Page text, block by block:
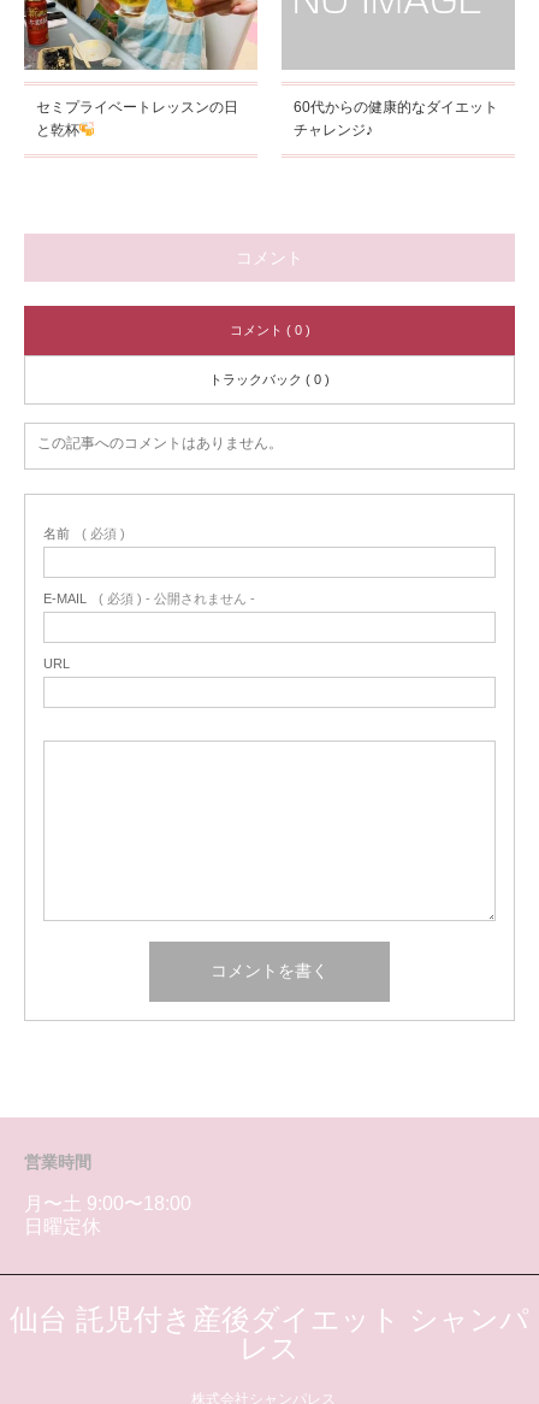
セミプライベートレッスンの日
と乾杯
60代からの健康的なダイエット
チャレンジ♪
コメント
コメント ( 0 )
トラックバック ( 0 )
この記事へのコメントはありません。
名前 ( 必須 )
E-MAIL ( 必須 ) - 公開されません -
URL
営業時間
月〜土 9:00〜18:00
日曜定休
仙台 託児付き産後ダイエット シャンパ
レス
株式会社シャンパレス